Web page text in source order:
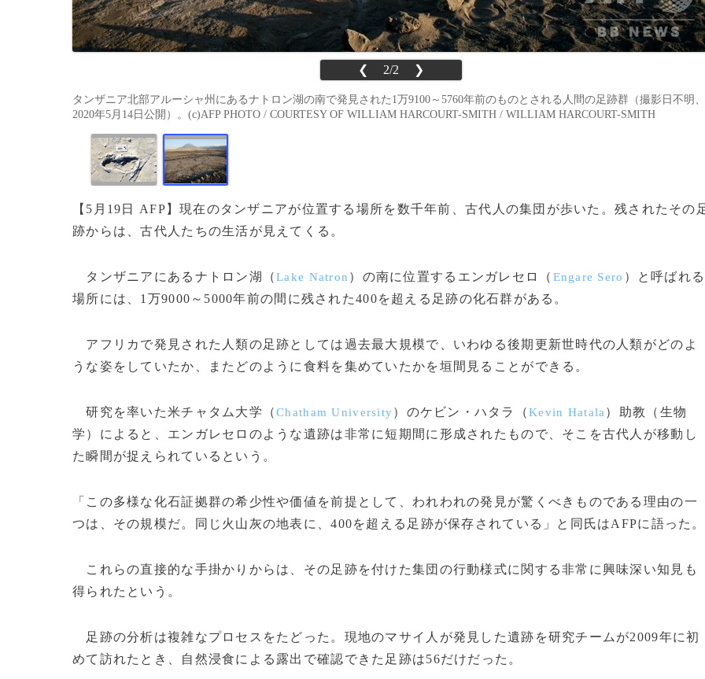
❮ 2/2 ❯
タンザニア北部アルーシャ州にあるナトロン湖の南で発見された1万9100～5760年前のものとされる人間の足跡群（撮影日不明、
2020年5月14日公開）。(c)AFP PHOTO / COURTESY OF WILLIAM HARCOURT-SMITH / WILLIAM HARCOURT-SMITH
【5月19日 AFP】現在のタンザニアが位置する場所を数千年前、古代人の集団が歩いた。残されたその
跡からは、古代人たちの生活が見えてくる。
タンザニアにあるナトロン湖（Lake Natron ）の南に位置するエンガレセロ（ Engare Sero ）と呼ばれる
場所には、1万9000～5000年前の間に残された400を超える足跡の化石群がある。
アフリカで発見された人類の足跡としては過去最大規模で、いわゆる後期更新世時代の人類がどのよ
うな姿をしていたか、またどのように食料を集めていたかを垣間見ることができる。
研究を率いた米チャタム大学（Chatham University）のケビン・ハタラ（Kevin Hatala ）助教（生物
学）によると、エンガレセロのような遺跡は非常に短期間に形成されたもので、そこを古代人が移動し
た瞬間が捉えられているという。
「この多様な化石証拠群の希少性や価値を前提として、われわれの発見が驚くべきものである理由の一
つは、その規模だ。同じ火山灰の地表に、400を超える足跡が保存されている」と同氏はAFPに語った。
これらの直接的な手掛かりからは、その足跡を付けた集団の行動様式に関する非常に興味深い知見も
得られたという。
足跡の分析は複雑なプロセスをたどった。現地のマサイ人が発見した遺跡を研究チームが2009年に初
めて訪れたとき、自然浸食による露出で確認できた足跡は56だけだった。